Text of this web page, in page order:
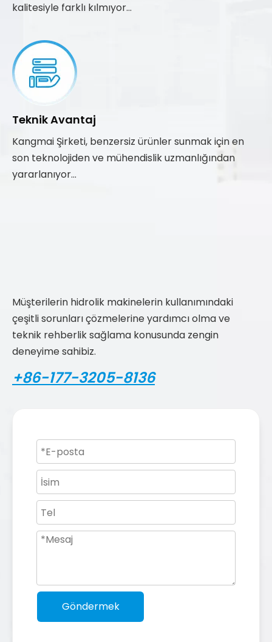
kalitesiyle farklı kılmıyor...
Teknik Avantaj
Kangmai Şirketi, benzersiz ürünler sunmak için en
son teknolojiden ve mühendislik uzmanlığından
yararlanıyor...
Müşterilerin hidrolik makinelerin kullanımındaki
çeşitli sorunları çözmelerine yardımcı olma ve
teknik rehberlik sağlama konusunda zengin
deneyime sahibiz.
+86-177-3205-8136
Göndermek